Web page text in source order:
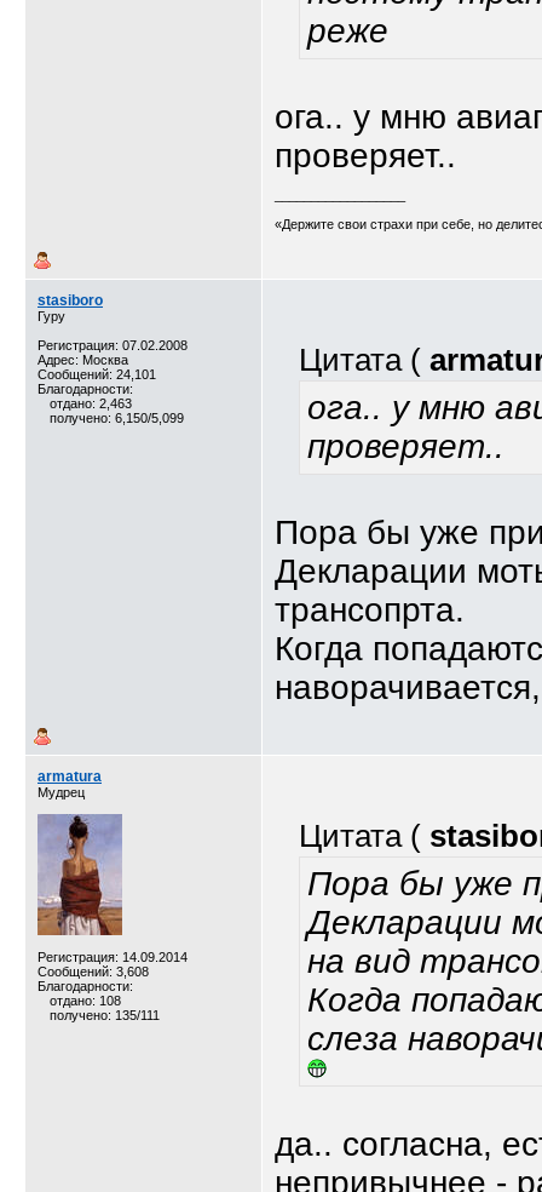
реже
ога.. у мню
проверяет..
«Держите свои страхи при себе, но
stasiboro
Гуру
Регистрация: 07.02.2008
Адрес: Москва
Сообщений: 24,101
Благодарности:
отдано: 2,463
получено: 6,150/5,099
Цитата (
ога.. у мню
проверяет..
Пора бы уже
Декларации
трансопрта.
Когда
armatura
Мудрец
Регистрация: 14.09.2014
Сообщений: 3,608
Благодарности:
отдано: 108
получено: 135/111
Цитата (
Пора бы уже
Декларации
на вид
Когда
слеза
да.. согласна,
непривычнее -